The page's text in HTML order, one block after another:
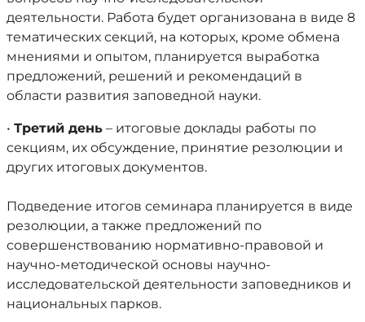
деятельности. Работа будет организована в виде 8
тематических секций, на которых, кроме обмена
мнениями и опытом, планируется выработка
предложений, решений и рекомендаций в
области развития заповедной науки.
• Третий день – итоговые доклады работы по
секциям, их обсуждение, принятие резолюции и
других итоговых документов.
Подведение итогов семинара планируется в виде
резолюции, а также предложений по
совершенствованию нормативно-правовой и
научно-методической основы научно-
исследовательской деятельности заповедников и
национальных парков.